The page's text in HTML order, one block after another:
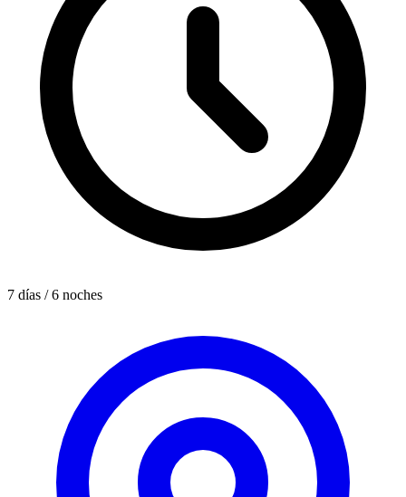
7 días / 6 noches